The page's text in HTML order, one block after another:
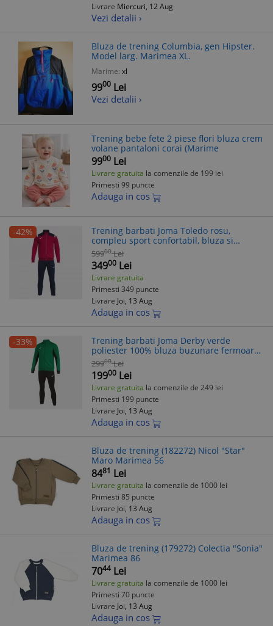
Livrare Miercuri, 12 Aug
Vezi detalii ›
Bluza de trening Columbia, gen Hipster.
Model larg. Marimea XL.
Marime: xl
9900 Lei
Vezi detalii ›
Trening bebe fete 2 piese flori bluza crem
volane pantaloni corai (Marime
9900 Lei
Livrare gratuita la comenzile de 199 lei
Primesti 99 puncte
Adauga in cos
-42%
Trening barbati Joma Toledo rosu,
compleu sport confortabil, bluza si
pantaloni cu fermoar si buzunare
59900 Lei
34900 Lei
Livrare gratuita
Primesti 349 puncte
Livrare Joi, 13 Aug
Adauga in cos
-33%
Trening barbati Joma Derby verde
poliester 100% bluza buzunare fermoar
pantaloni elastici antrenament
29900 Lei
19900 Lei
Livrare gratuita la comenzile de 249 lei
Primesti 199 puncte
Livrare Joi, 13 Aug
Adauga in cos
Bluza de trening (182272) Nicol "Star"
Maro Marimea 56
8481 Lei
Livrare gratuita la comenzile de 1000 lei
Primesti 85 puncte
Livrare Joi, 13 Aug
Adauga in cos
Bluza de trening (179272) Colectia "Sonia"
Marimea 86
7044 Lei
Livrare gratuita la comenzile de 1000 lei
Primesti 70 puncte
Livrare Joi, 13 Aug
Adauga in cos